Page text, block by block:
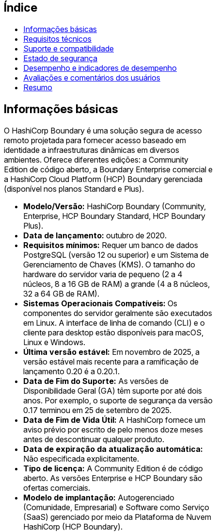
Índice
Informações básicas
Requisitos técnicos
Suporte e compatibilidade
Estado de segurança
Desempenho e indicadores de desempenho
Avaliações e comentários dos usuários
Resumo
Informações básicas
O HashiCorp Boundary é uma solução segura de acesso
remoto projetada para fornecer acesso baseado em
identidade a infraestruturas dinâmicas em diversos
ambientes. Oferece diferentes edições: a Community
Edition de código aberto, a Boundary Enterprise comercial e
a HashiCorp Cloud Platform (HCP) Boundary gerenciada
(disponível nos planos Standard e Plus).
Modelo/Versão: HashiCorp Boundary (Community,
Enterprise, HCP Boundary Standard, HCP Boundary
Plus).
Data de lançamento: outubro de 2020.
Requisitos mínimos: Requer um banco de dados
PostgreSQL (versão 12 ou superior) e um Sistema de
Gerenciamento de Chaves (KMS). O tamanho do
hardware do servidor varia de pequeno (2 a 4
núcleos, 8 a 16 GB de RAM) a grande (4 a 8 núcleos,
32 a 64 GB de RAM).
Sistemas Operacionais Compatíveis: Os
componentes do servidor geralmente são executados
em Linux. A interface de linha de comando (CLI) e o
cliente para desktop estão disponíveis para macOS,
Linux e Windows.
Última versão estável: Em novembro de 2025, a
versão estável mais recente para a ramificação de
lançamento 0.20 é a 0.20.1.
Data de Fim do Suporte: As versões de
Disponibilidade Geral (GA) têm suporte por até dois
anos. Por exemplo, o suporte de segurança da versão
0.17 terminou em 25 de setembro de 2025.
Data de Fim de Vida Útil: A HashiCorp fornece um
aviso prévio por escrito de pelo menos doze meses
antes de descontinuar qualquer produto.
Data de expiração da atualização automática:
Não especificada explicitamente.
Tipo de licença: A Community Edition é de código
aberto. As versões Enterprise e HCP Boundary são
ofertas comerciais.
Modelo de implantação: Autogerenciado
(Comunidade, Empresarial) e Software como Serviço
(SaaS) gerenciado por meio da Plataforma de Nuvem
HashiCorp (HCP Boundary).